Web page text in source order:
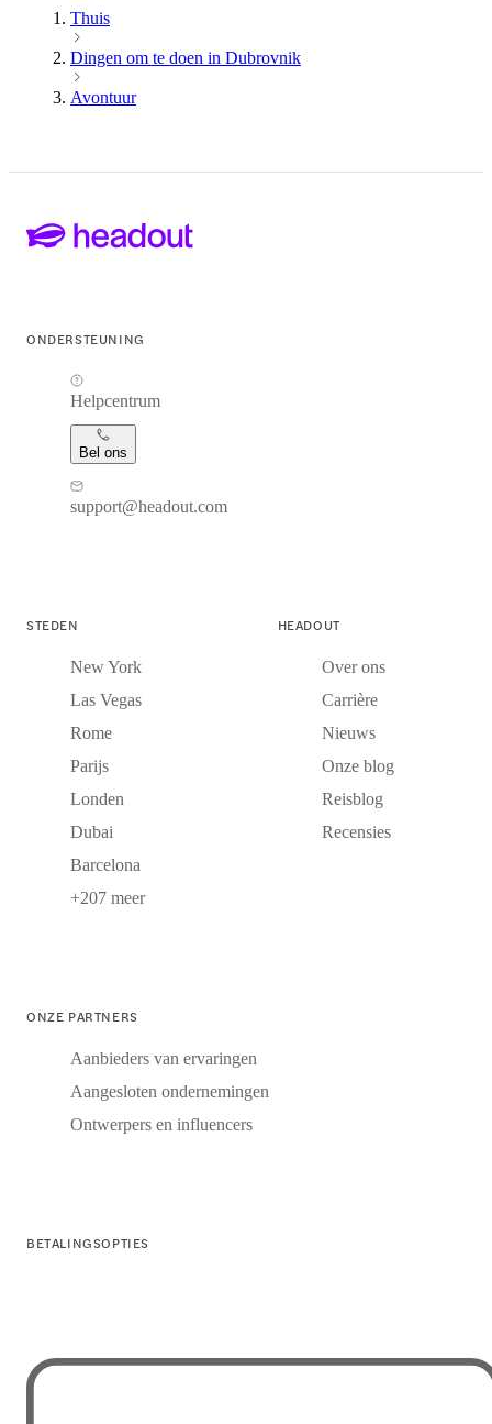
Thuis
Dingen om te doen in Dubrovnik
Avontuur
ONDERSTEUNING
Helpcentrum
Bel ons
support@headout.com
STEDEN
New York
Las Vegas
Rome
Parijs
Londen
Dubai
Barcelona
+207 meer
HEADOUT
Over ons
Carrière
Nieuws
Onze blog
Reisblog
Recensies
ONZE PARTNERS
Aanbieders van ervaringen
Aangesloten ondernemingen
Ontwerpers en influencers
BETALINGSOPTIES